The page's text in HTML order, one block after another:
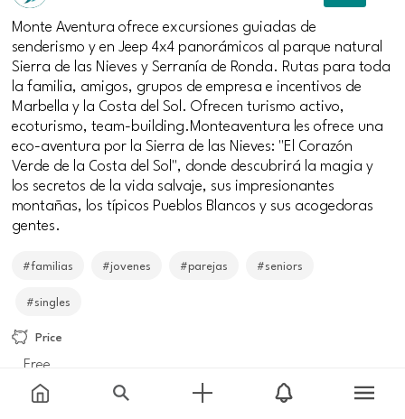
Monte Aventura ofrece excursiones guiadas de
senderismo y en Jeep 4x4 panorámicos al parque natural
Sierra de las Nieves y Serranía de Ronda. Rutas para toda
la familia, amigos, grupos de empresa e incentivos de
Marbella y la Costa del Sol. Ofrecen turismo activo,
ecoturismo, team-building.Monteaventura les ofrece una
eco-aventura por la Sierra de las Nieves: "El Corazón
Verde de la Costa del Sol", donde descubrirá la magia y
los secretos de la vida salvaje, sus impresionantes
montañas, los típicos Pueblos Blancos y sus acogedoras
gentes.
#familias #jovenes #parejas #seniors
#singles
Price
Free
Meeting point